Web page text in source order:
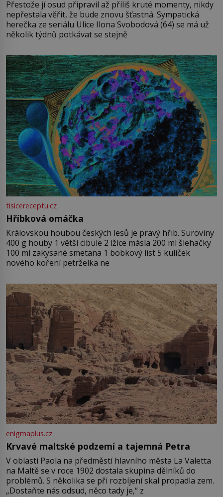
Přestože jí osud připravil až příliš kruté momenty, nikdy
nepřestala věřit, že bude znovu šťastná. Sympatická
herečka ze seriálu Ulice Ilona Svobodová (64) se má už
několik týdnů potkávat se stejně
tisicereceptu.cz
Hříbková omáčka
Královskou houbou českých lesů je pravý hřib. Suroviny
400 g houby 1 větší cibule 2 lžíce másla 200 ml šlehačky
100 ml zakysané smetana 1 bobkový list 5 kuliček
nového koření petrželka ne
enigmaplus.cz
Krvavé maltské podzemí a tajemná Petra
V oblasti Paola na předměstí hlavního města La Valetta
na Maltě se v roce 1902 dostala skupina dělníků do
problémů. S několika se při rozbíjení skal propadla zem.
„Dostaňte nás odsud, něco tady je,“ z